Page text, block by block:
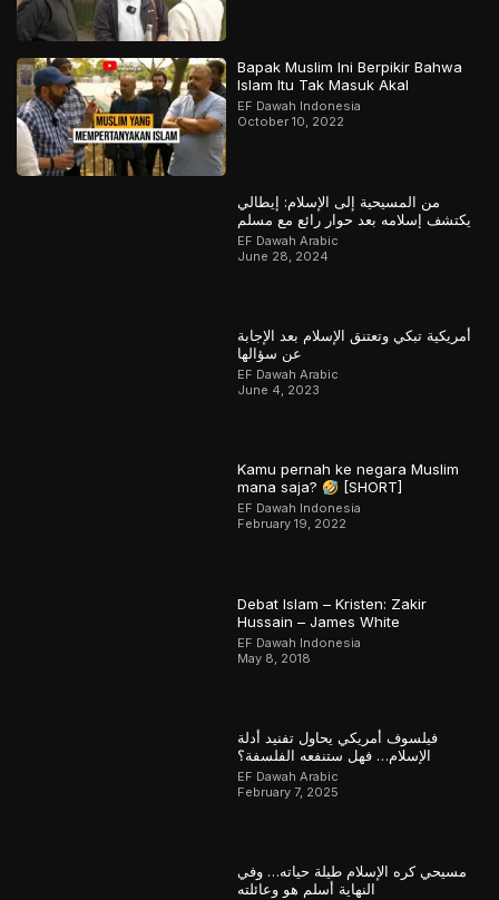
Bapak Muslim Ini Berpikir Bahwa
Islam Itu Tak Masuk Akal
EF Dawah Indonesia
October 10, 2022
من المسيحية إلى الإسلام: إيطالي
يكتشف إسلامه بعد حوار رائع مع مسلم
EF Dawah Arabic
June 28, 2024
أمريكية تبكي وتعتنق الإسلام بعد الإجابة
عن سؤالها
EF Dawah Arabic
June 4, 2023
Kamu pernah ke negara Muslim
mana saja?
[SHORT]
EF Dawah Indonesia
February 19, 2022
Debat Islam – Kristen: Zakir
Hussain – James White
EF Dawah Indonesia
May 8, 2018
فيلسوف أمريكي يحاول تفنيد أدلة
الإسلام… فهل ستنفعه الفلسفة؟
EF Dawah Arabic
February 7, 2025
مسيحي كره الإسلام طيلة حياته… وفي
النهاية أسلم هو وعائلته